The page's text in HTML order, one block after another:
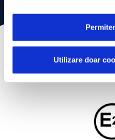
Utilizare doar
CERTIFICĂRILE